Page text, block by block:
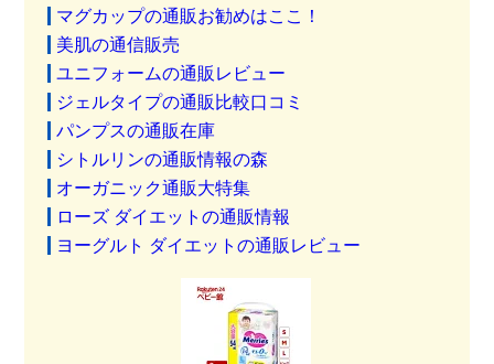
マグカップの通販お勧めはここ！
美肌の通信販売
ユニフォームの通販レビュー
ジェルタイプの通販比較口コミ
パンプスの通販在庫
シトルリンの通販情報の森
オーガニック通販大特集
ローズ ダイエットの通販情報
ヨーグルト ダイエットの通販レビュー